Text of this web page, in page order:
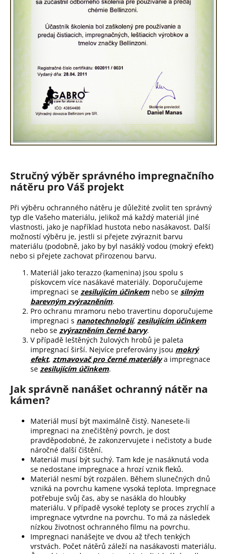
Stručný výběr správného impregnačního
nátěru pro Váš projekt
Při výběru ochranného nátěru je důležité zvolit ten správný
typ dle Vašeho materiálu, jelikož má každý materiál jiné
vlastnosti, jako je například hustota nebo nasákavost. Další
možností výběru je, jestli si přejete zvýraznit barvu
materiálu (podobně, jako by byl nasáklý vodou (mokrý efekt)
nebo si přejete zachovat přirozenou barvu.
Materiál jako terazzo (kamenina) jsou spolu s
pískovcem více nasákavé materiály. Doporučujeme
impregnaci se zesilujícím účinkem nebo se silným
barevným zvýrazněním.
Pro ochranu mramoru nebo travertinu doporučujeme
impregnaci s nanotechnologií, zesilujícím účinkem
nebo se zvýrazněním černé barvy.
V případě leštěných žulových hrobů je paleta
impregnací širší. Nejvíce preferovány jsou mokrý
efekt, ztmavovač pro černé materiálya impregnace
se zesilujícím účinkem.
Jak správně nanášet ochranný nátěr na
kámen?
Materiál musí být maximálně čistý. Nanesete-li
impregnaci na znečištěný povrch, je dost
pravděpodobné, že zakonzervujete i nečistoty a bude
náročné další čištění.
Materiál musí být suchý. Tam kde je nasáknutá voda
se nedostane impregnace a hrozí vznik fleků.
Materiál nesmí být rozpálen. Během slunečných dnů
vzniká na povrchu kamene vysoká teplota. Impregnace
potřebuje svůj čas, aby se nasákla do hloubky
materiálu. V případě vysoké teploty se proces zrychlí a
impregnace vytvrdne na povrchu. To má za následek
nízkou životnost ochranného filmu na povrchu.
Impregnaci nanášejte ve dvou až třech tenkých
vrstvách. Počet nátěrů záleží na nasákavosti materiálu.